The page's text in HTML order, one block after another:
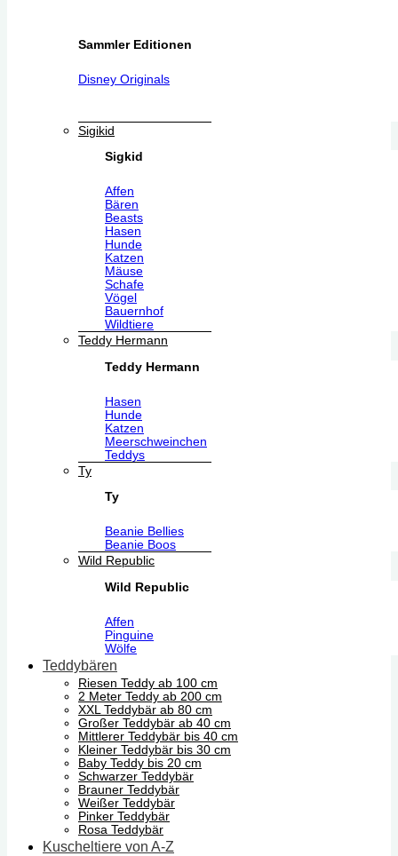
Sammler Editionen
Disney Originals
Sigikid
Sigkid
Affen
Bären
Beasts
Hasen
Hunde
Katzen
Mäuse
Schafe
Vögel
Bauernhof
Wildtiere
Teddy Hermann
Teddy Hermann
Hasen
Hunde
Katzen
Meerschweinchen
Teddys
Ty
Ty
Beanie Bellies
Beanie Boos
Wild Republic
Wild Republic
Affen
Pinguine
Wölfe
Teddybären
Riesen Teddy ab 100 cm
2 Meter Teddy ab 200 cm
XXL Teddybär ab 80 cm
Großer Teddybär ab 40 cm
Mittlerer Teddybär bis 40 cm
Kleiner Teddybär bis 30 cm
Baby Teddy bis 20 cm
Schwarzer Teddybär
Brauner Teddybär
Weißer Teddybär
Pinker Teddybär
Rosa Teddybär
Kuscheltiere von A-Z